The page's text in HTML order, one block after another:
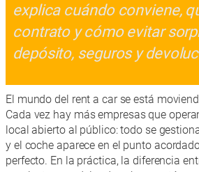
explica cuándo conviene,
contrato y cómo evitar
depósito, seguros y
El mundo del rent a car se está
Cada vez hay más empresas que
local abierto al público: todo se
y el coche aparece en el punto
perfecto. En la práctica, la diferencia